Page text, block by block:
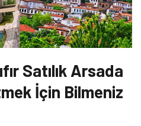
Satılık Arsada
İçin Bilmeniz